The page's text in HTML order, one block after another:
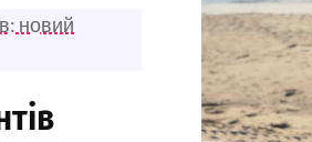
новий